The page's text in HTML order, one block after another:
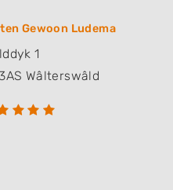
Gewoon Ludema
1
Wâlterswâld